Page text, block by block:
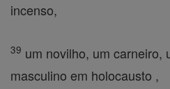
incenso,
39 um novilho, um carneiro,
masculino em holocausto ,